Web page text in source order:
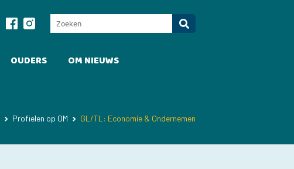
OUDERS
OM NIEUWS
Profielen op OM GL/TL: Economie & Ondernemen